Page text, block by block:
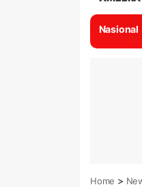
Nasional
Home >